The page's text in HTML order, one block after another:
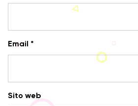
Email *
Sito web